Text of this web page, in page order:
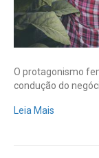
no
campo
O protagonismo
condução do
Leia Mais